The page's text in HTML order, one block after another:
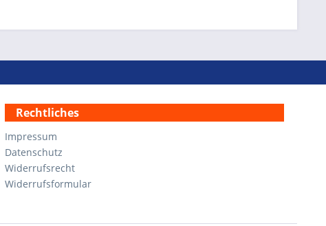
Rechtliches
Impressum
Datenschutz
Widerrufsrecht
Widerrufsformular